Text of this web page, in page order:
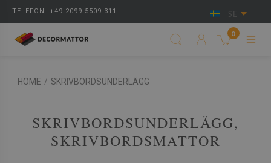
TELEFON: +49 2099 5509 311 SE
0
HOME / SKRIVBORDSUNDERLÄGG
SKRIVBORDSUNDERLÄGG,
SKRIVBORDSMATTOR